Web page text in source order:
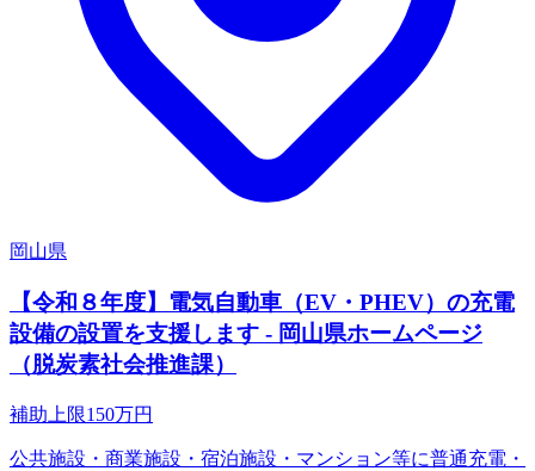
岡山県
【令和８年度】電気自動車（EV・PHEV）の充電
設備の設置を支援します - 岡山県ホームページ
（脱炭素社会推進課）
補助上限150万円
公共施設・商業施設・宿泊施設・マンション等に普通充電・